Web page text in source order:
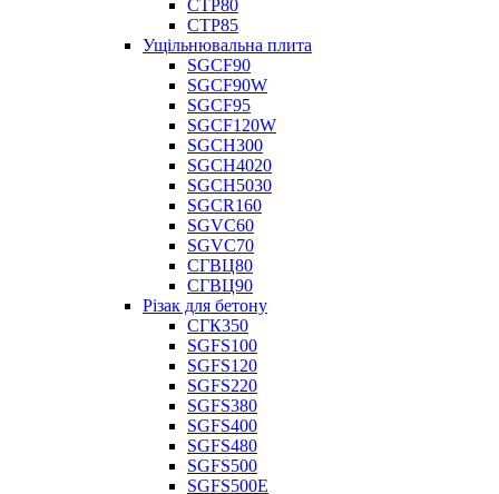
СТР80
СТР85
Ущільнювальна плита
SGCF90
SGCF90W
SGCF95
SGCF120W
SGCH300
SGCH4020
SGCH5030
SGCR160
SGVC60
SGVC70
СГВЦ80
СГВЦ90
Різак для бетону
СГК350
SGFS100
SGFS120
SGFS220
SGFS380
SGFS400
SGFS480
SGFS500
SGFS500E